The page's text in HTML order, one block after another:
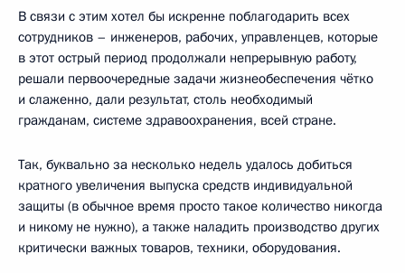
В связи с этим хотел бы искренне поблагодарить всех
сотрудников – инженеров, рабочих, управленцев, которые
в этот острый период продолжали непрерывную работу,
решали первоочередные задачи жизнеобеспечения чётко
и слаженно, дали результат, столь необходимый
гражданам, системе здравоохранения, всей стране.
Так, буквально за несколько недель удалось добиться
кратного увеличения выпуска средств индивидуальной
защиты (в обычное время просто такое количество никогда
и никому не нужно), а также наладить производство других
критически важных товаров, техники, оборудования.